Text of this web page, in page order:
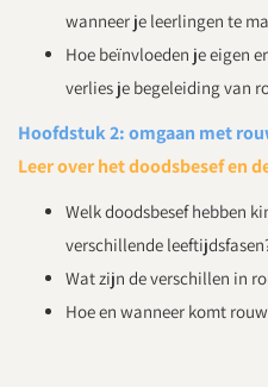
wanneer je leerlingen te
Hoe beïnvloeden je eigen
verlies je begeleiding van
Hoofdstuk 2: omgaan met
Leer over het doodsbesef en
Welk doodsbesef hebben
verschillende
Wat zijn de verschillen in
Hoe en wanneer komt